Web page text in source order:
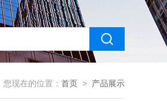
您现在的位置： 首页 > 产品展示